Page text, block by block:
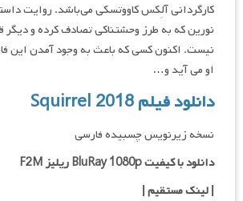
کارگردانی آلِکس کاووتسکی می‌باشد. روایت
نورین که به طرز وحشتناکی تصادف کرده و دیگر
نیست. اکنون کسی که باعث به وجود آمدن این
او می آید و…
دانلود فیلم Squirrel 2018
نسخه زیرنویس چسبیده فارسی
دانلود با کیفیت BluRay 1080p ریلیز F2M
|لینک مستقیم|